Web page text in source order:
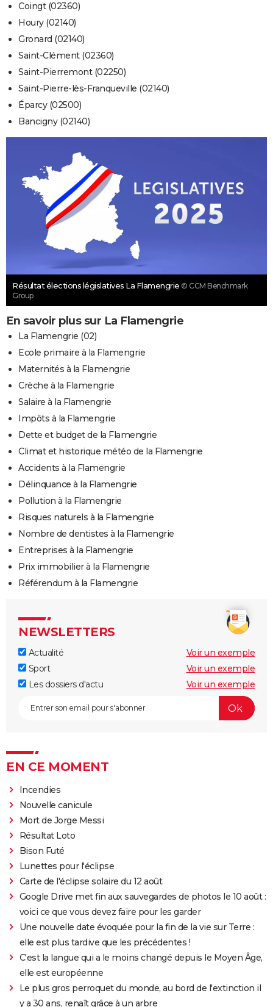
Coingt (02360)
Houry (02140)
Gronard (02140)
Saint-Clément (02360)
Saint-Pierremont (02250)
Saint-Pierre-lès-Franqueville (02140)
Éparcy (02500)
Bancigny (02140)
Résultat élections législatives La Flamengrie © CCM Benchmark
Group
En savoir plus sur La Flamengrie
La Flamengrie (02)
Ecole primaire à la Flamengrie
Maternités à la Flamengrie
Crèche à la Flamengrie
Salaire à la Flamengrie
Impôts à la Flamengrie
Dette et budget de la Flamengrie
Climat et historique météo de la Flamengrie
Accidents à la Flamengrie
Délinquance à la Flamengrie
Pollution à la Flamengrie
Risques naturels à la Flamengrie
Nombre de dentistes à la Flamengrie
Entreprises à la Flamengrie
Prix immobilier à la Flamengrie
Référendum à la Flamengrie
NEWSLETTERS
Actualité
Voir un exemple
Sport
Voir un exemple
Les dossiers d'actu
Voir un exemple
EN CE MOMENT
Incendies
Nouvelle canicule
Mort de Jorge Messi
Résultat Loto
Bison Futé
Lunettes pour l'éclipse
Carte de l'éclipse solaire du 12 août
Google Drive met fin aux sauvegardes de photos le 10 août :
voici ce que vous devez faire pour les garder
Une nouvelle date évoquée pour la fin de la vie sur Terre :
elle est plus tardive que les précédentes !
C'est la langue qui a le moins changé depuis le Moyen Âge,
elle est européenne
Le plus gros perroquet du monde, au bord de l'extinction il
y a 30 ans, renaît grâce à un arbre